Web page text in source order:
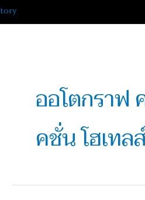
Skip
to
ออโตกราฟ
คชั่น โฮเทล